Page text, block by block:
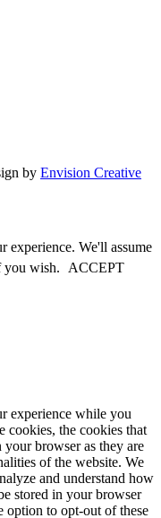
by Envision Creative
experience. We'll assume
you wish. ACCEPT
experience while you
cookies, the cookies that
your browser as they are
of the website. We
and understand how
stored in your browser
option to opt-out of these